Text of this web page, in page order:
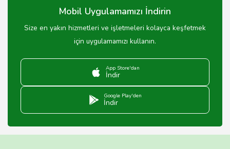
Mobil Uygulamamızı İndirin
Size en yakın hizmetleri ve işletmeleri kolayca keşfetmek
için uygulamamızı kullanın.
App Store'dan
İndir
Google Play'den
İndir